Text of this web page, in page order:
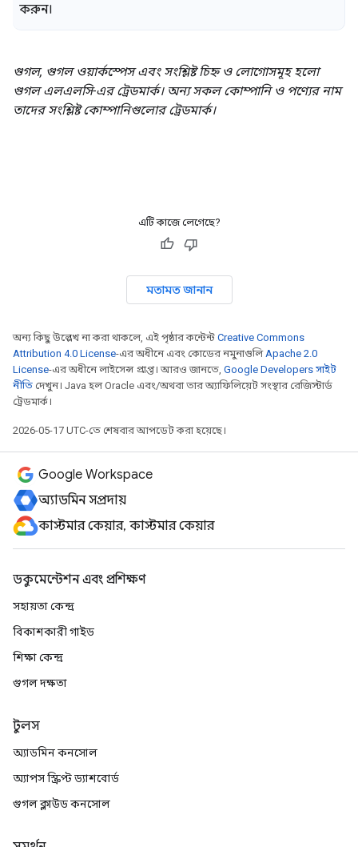
করুন।
গুগল, গুগল ওয়ার্কস্পেস এবং সংশ্লিষ্ট চিহ্ন ও লোগোসমূহ হলো
গুগল এলএলসি-এর ট্রেডমার্ক। অন্য সকল কোম্পানি ও পণ্যের নাম
তাদের সংশ্লিষ্ট কোম্পানিগুলোর ট্রেডমার্ক।
এটি কাজে লেগেছে?
মতামত জানান
অন্য কিছু উল্লেখ না করা থাকলে, এই পৃষ্ঠার কন্টেন্ট Creative Commons
Attribution 4.0 License-এর অধীনে এবং কোডের নমুনাগুলি Apache 2.0
License-এর অধীনে লাইসেন্স প্রাপ্ত। আরও জানতে, Google Developers সাইট
নীতি দেখুন। Java হল Oracle এবং/অথবা তার অ্যাফিলিয়েট সংস্থার রেজিস্টার্ড
ট্রেডমার্ক।
2026-05-17 UTC-তে শেষবার আপডেট করা হয়েছে।
Google Workspace
অ্যাডমিন সম্প্রদায়
কাস্টমার কেয়ার, কাস্টমার কেয়ার
ডকুমেন্টেশন এবং প্রশিক্ষণ
সহায়তা কেন্দ্র
বিকাশকারী গাইড
শিক্ষা কেন্দ্র
গুগল দক্ষতা
টুলস
অ্যাডমিন কনসোল
অ্যাপস স্ক্রিপ্ট ড্যাশবোর্ড
গুগল ক্লাউড কনসোল